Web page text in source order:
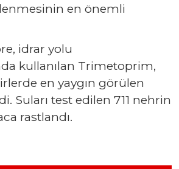
en önemli
idrar yolu
kullanılan Trimetoprim,
en yaygın görülen
Suları test edilen 711 nehrin
rastlandı.